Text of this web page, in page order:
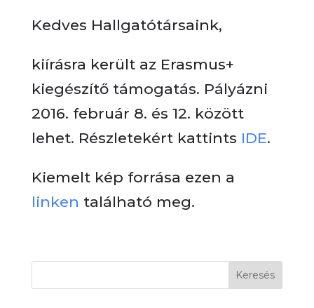
Kedves Hallgatótársaink,
kiírásra került az Erasmus+
kiegészítő támogatás. Pályázni
2016. február 8. és 12. között
lehet. Részletekért kattints IDE.
Kiemelt kép forrása ezen a
linken található meg.